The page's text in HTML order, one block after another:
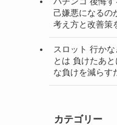
己嫌悪になるの
考え方と改善策
スロット 行か
とは 負けたあ
な負けを減らす
カテゴリー